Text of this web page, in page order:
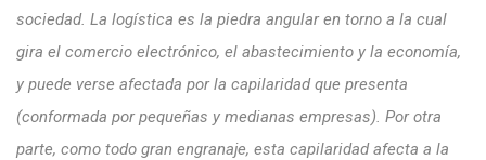
sociedad. La logística es la piedra angular en torno a la cual
gira el comercio electrónico, el abastecimiento y la economía,
y puede verse afectada por la capilaridad que presenta
(conformada por pequeñas y medianas empresas). Por otra
parte, como todo gran engranaje, esta capilaridad afecta a la